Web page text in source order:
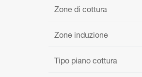
Zone di cottura
Zone induzione
Tipo piano cottura